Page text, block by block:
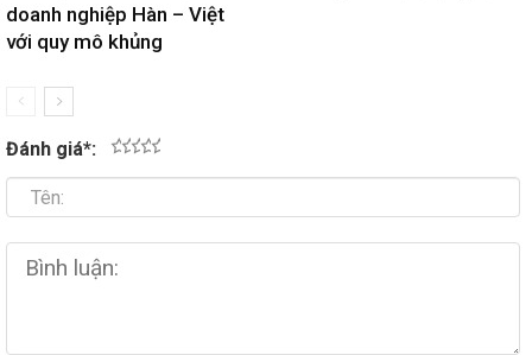
doanh nghiệp Hàn – Việt
với quy mô khủng
Đánh giá*: